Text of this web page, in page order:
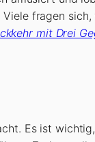
fragen
mit Drei
Es ist